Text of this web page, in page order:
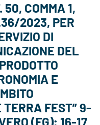
50, COMMA 1,
2023, PER
DI
DEL
E
TERRA FEST” 9-
(FG); 16-17